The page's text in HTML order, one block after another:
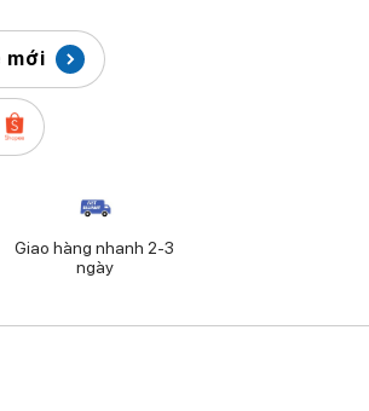
mới
Giao hàng nhanh 2-3
ngày